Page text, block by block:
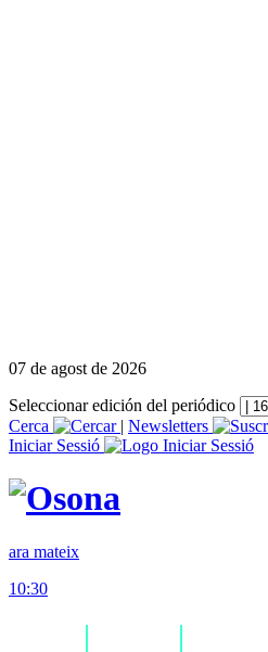
07 de agost de 2026
Seleccionar edición del periódico
Cerca
| Newsletters
Iniciar Sessió
ara mateix
10:30